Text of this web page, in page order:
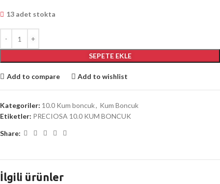
13 adet stokta
SEPETE EKLE
Add to compare Add to wishlist
Kategoriler: 10.0 Kum boncuk, Kum Boncuk
Etiketler: PRECIOSA 10.0 KUM BONCUK
Share:
İlgili ürünler